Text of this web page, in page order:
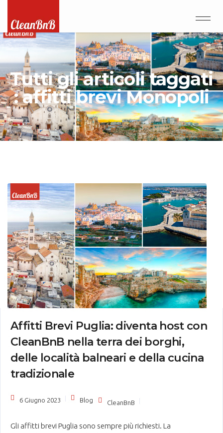
Tutti gli articoli taggati
: affitti brevi Monopoli
Affitti Brevi Puglia: diventa host con
CleanBnB nella terra dei borghi,
delle località balneari e della cucina
tradizionale
6 Giugno 2023 Blog CleanBnB
Gli affitti brevi Puglia sono sempre più richiesti. La